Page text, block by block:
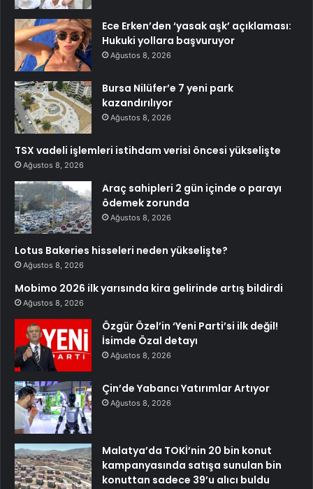
Ece Erken’den ‘yasak aşk’ açıklaması:
Hukuki yollara başvuruyor
Ağustos 8, 2026
Bursa Nilüfer’e 7 yeni park
kazandırılıyor
Ağustos 8, 2026
TSX vadeli işlemleri istihdam verisi öncesi yükselişte
Ağustos 8, 2026
Araç sahipleri 2 gün içinde o parayı
ödemek zorunda
Ağustos 8, 2026
Lotus Bakeries hisseleri neden yükselişte?
Ağustos 8, 2026
Mobimo 2026 ilk yarısında kira gelirinde artış bildirdi
Ağustos 8, 2026
Özgür Özel’in ‘Yeni Parti’si ilk değil!
İsimde Özal detayı
Ağustos 8, 2026
Çin’de Yabancı Yatırımlar Artıyor
Ağustos 8, 2026
Malatya’da TOKİ’nin 20 bin konut
kampanyasında satışa sunulan bin
konuttan sadece 39’u alıcı buldu